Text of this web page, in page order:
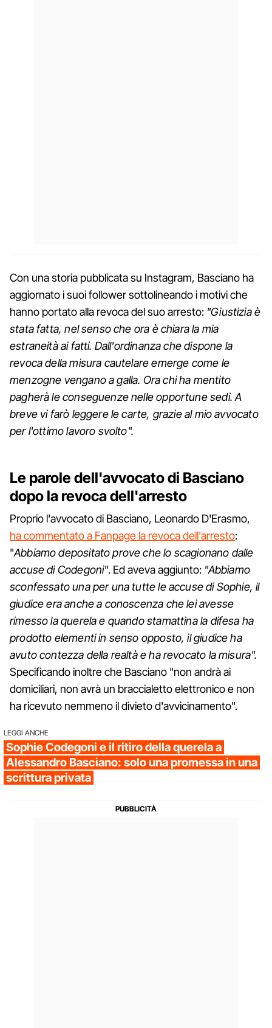
Con una storia pubblicata su Instagram, Basciano ha
aggiornato i suoi follower sottolineando i motivi che
hanno portato alla revoca del suo arresto: "Giustizia è
stata fatta, nel senso che ora è chiara la mia
estraneità ai fatti. Dall'ordinanza che dispone la
revoca della misura cautelare emerge come le
menzogne vengano a galla. Ora chi ha mentito
pagherà le conseguenze nelle opportune sedi. A
breve vi farò leggere le carte, grazie al mio avvocato
per l'ottimo lavoro svolto".
Le parole dell'avvocato di Basciano
dopo la revoca dell'arresto
Proprio l'avvocato di Basciano, Leonardo D'Erasmo,
ha commentato a Fanpage la revoca dell'arresto:
"Abbiamo depositato prove che lo scagionano dalle
accuse di Codegoni". Ed aveva aggiunto: "Abbiamo
sconfessato una per una tutte le accuse di Sophie, il
giudice era anche a conoscenza che lei avesse
rimesso la querela e quando stamattina la difesa ha
prodotto elementi in senso opposto, il giudice ha
avuto contezza della realtà e ha revocato la misura".
Specificando inoltre che Basciano "non andrà ai
domiciliari, non avrà un braccialetto elettronico e non
ha ricevuto nemmeno il divieto d'avvicinamento".
LEGGI ANCHE
Sophie Codegoni e il ritiro della querela a
Alessandro Basciano: solo una promessa in una
scrittura privata